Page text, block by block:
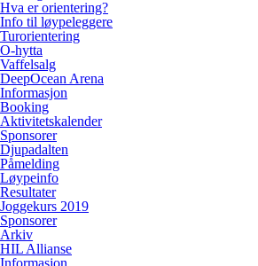
Hva er orientering?
Info til løypeleggere
Turorientering
O-hytta
Vaffelsalg
DeepOcean Arena
Informasjon
Booking
Aktivitetskalender
Sponsorer
Djupadalten
Påmelding
Løypeinfo
Resultater
Joggekurs 2019
Sponsorer
Arkiv
HIL Allianse
Informasjon